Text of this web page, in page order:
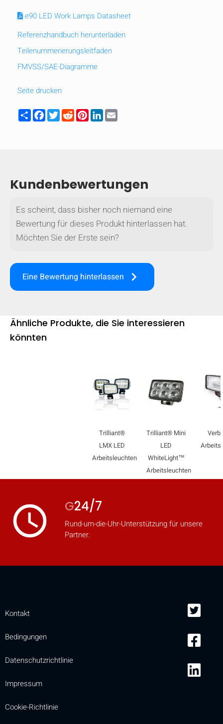
Vergleichen
[MISSING:
mobile_display_warn Please
turn your phone to ]
e90 LED Work Lamps Datasheet
Referenzhandbuch herunterladen
Teilenummerierungsleitfaden
FMVSS/SAE-Diagramme
Seite drucken
ShareFacebook
TwitterRedditPinterest
LinkedIn
Kundenbewertungen
Es scheint, dass bisher noch niemand eine
Bewertung für dieses Produkt hinterlassen hat.
Möchten Sie der Erste sein?
Eine Bewertung hinterlassen keyboard_arrow_right
Ähnliche Produkte, die Sie interessieren
könnten
Trilliant®
LMX LED
Arbeitsleuchten
Trilliant® Mini
LED
WhiteLight™
Arbeitsleuchten
access_time G24/7
Rund-um-die-Uhr-Unterstützung für unsere
Partner.
Kontakt
Bedingungen
Datenschutzrichtlinie
Impressum
Cookie-Richtlinie